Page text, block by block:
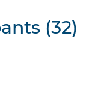
(32)